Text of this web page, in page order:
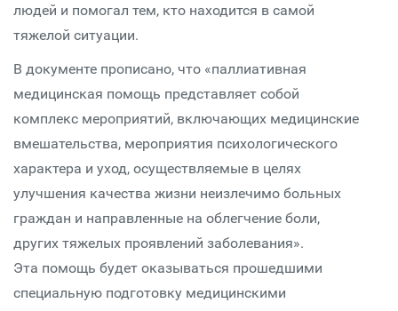
людей и помогал тем, кто находится в самой
тяжелой ситуации.
В документе прописано, что «паллиативная
медицинская помощь представляет собой
комплекс мероприятий, включающих медицинские
вмешательства, мероприятия психологического
характера и уход, осуществляемые в целях
улучшения качества жизни неизлечимо больных
граждан и направленные на облегчение боли,
других тяжелых проявлений заболевания».
Эта помощь будет оказываться прошедшими
специальную подготовку медицинскими